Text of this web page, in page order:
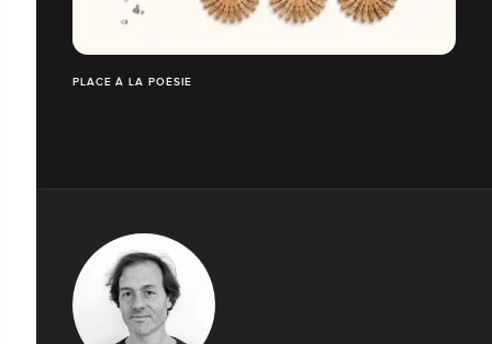
PLACE À LA POÉSIE